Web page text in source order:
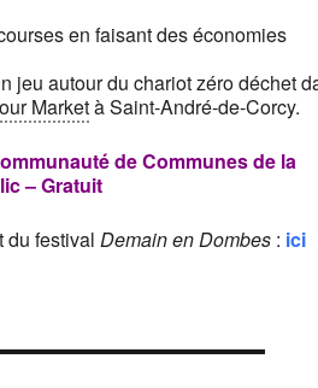
en faisant des économies
jeu autour du chariot zéro déchet
Marketà Saint-André-de-Corcy.
de Communes de la
– Gratuit
du festival Demain en Dombes: ici